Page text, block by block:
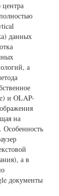
данных
а
и OLAP-
на
Особенность
а в
документы